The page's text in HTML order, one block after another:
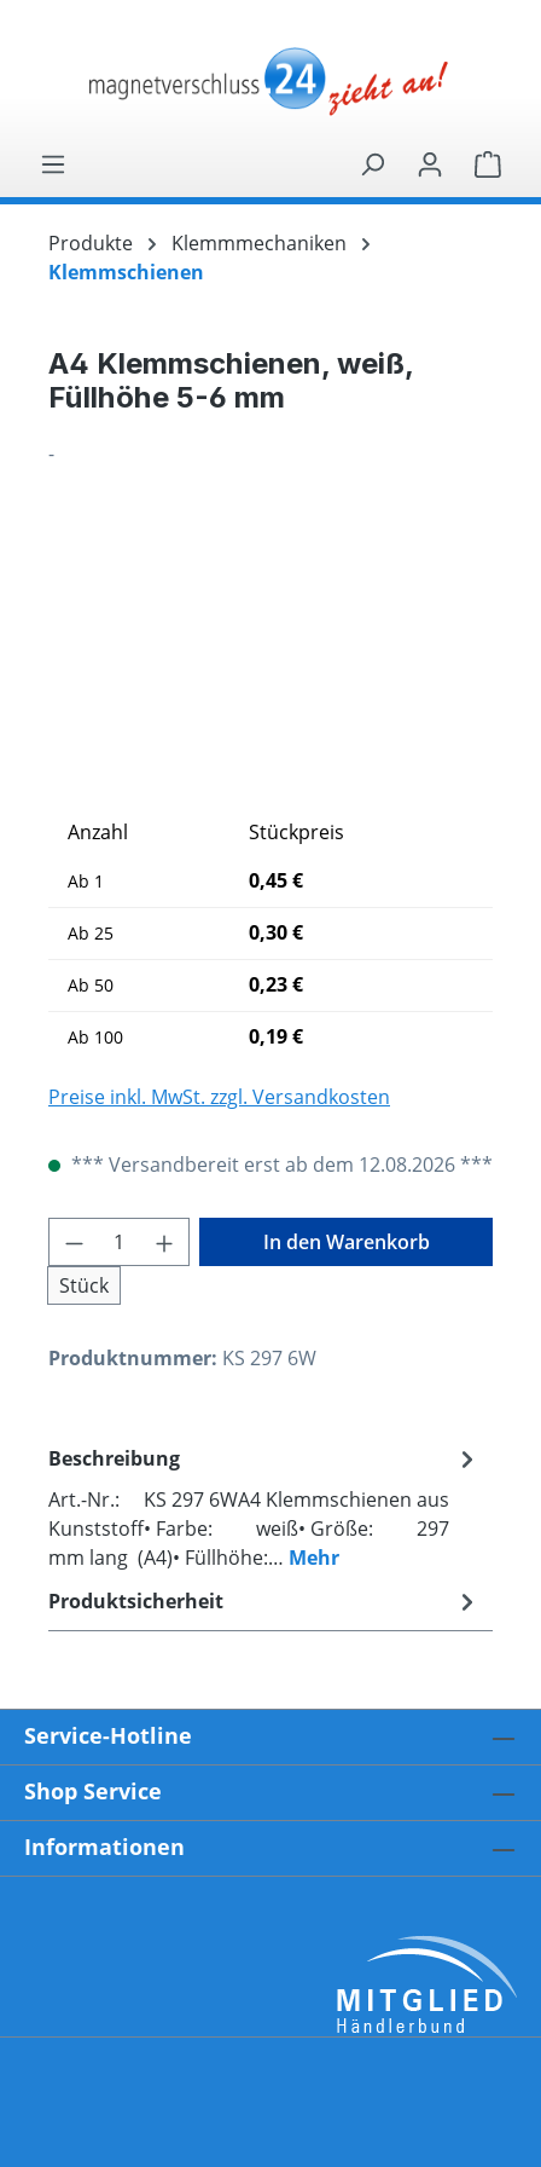
Produkte
Klemmmechaniken
Klemmschienen
A4 Klemmschienen, weiß,
Füllhöhe 5-6 mm
-
Anzahl Stückpreis
Ab 1 0,45 €
Ab 25 0,30 €
Ab 50 0,23 €
Ab 100 0,19 €
Preise inkl. MwSt. zzgl. Versandkosten
*** Versandbereit erst ab dem 12.08.2026 ***
Produkt Anzahl: Gib den
Stück
In den Warenkorb
Produktnummer: KS 297 6W
Beschreibung
Art.-Nr.: KS 297 6WA4 Klemmschienen aus
Kunststoff• Farbe: weiß• Größe: 297
mm lang (A4)• Füllhöhe:… Mehr
Produktsicherheit
Service-Hotline
Shop Service
Informationen